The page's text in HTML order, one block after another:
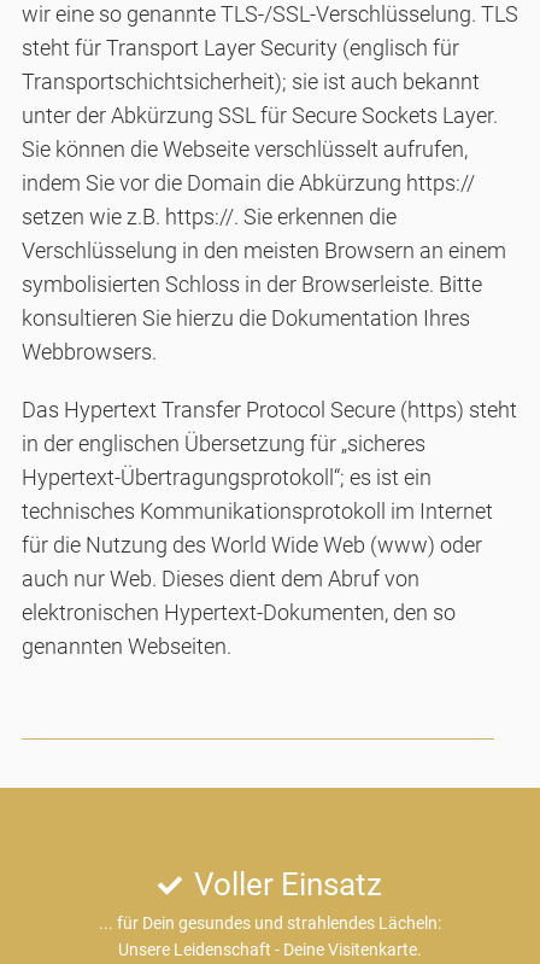
wir eine so genannte TLS-/SSL-Verschlüsselung. TLS
steht für Transport Layer Security (englisch für
Transportschichtsicherheit); sie ist auch bekannt
unter der Abkürzung SSL für Secure Sockets Layer.
Sie können die Webseite verschlüsselt aufrufen,
indem Sie vor die Domain die Abkürzung https://
setzen wie z.B. https://. Sie erkennen die
Verschlüsselung in den meisten Browsern an einem
symbolisierten Schloss in der Browserleiste. Bitte
konsultieren Sie hierzu die Dokumentation Ihres
Webbrowsers.
Das Hypertext Transfer Protocol Secure (https) steht
in der englischen Übersetzung für „sicheres
Hypertext-Übertragungsprotokoll“; es ist ein
technisches Kommunikationsprotokoll im Internet
für die Nutzung des World Wide Web (www) oder
auch nur Web. Dieses dient dem Abruf von
elektronischen Hypertext-Dokumenten, den so
genannten Webseiten.
Voller Einsatz
... für Dein gesundes und strahlendes Lächeln:
Unsere Leidenschaft - Deine Visitenkarte.